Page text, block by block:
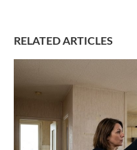
RELATED ARTICLES